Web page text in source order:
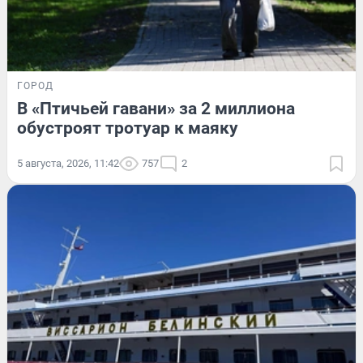
ГОРОД
В «Птичьей гавани» за 2 миллиона
обустроят тротуар к маяку
5 августа, 2026, 11:42 757 2